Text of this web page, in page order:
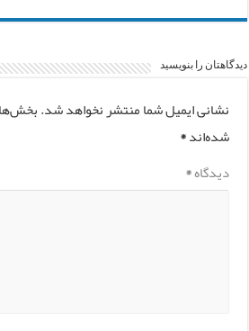
دیدگاهتان را بنویسید
نشانی ایمیل شما منتشر نخواهد شد.
شده‌اند*
دیدگاه*